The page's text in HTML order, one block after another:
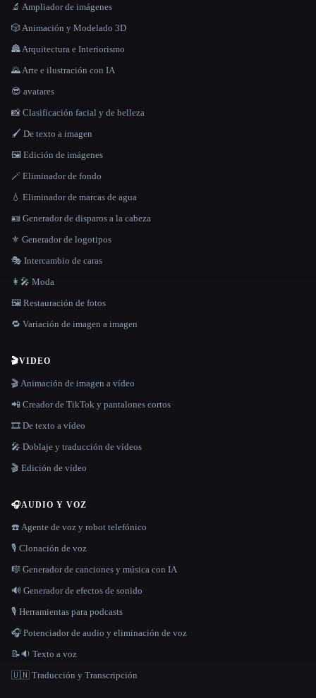
🔬 Ampliador de imágenes
🎲 Animación y Modelado 3D
🏯 Arquitectura e Interiorismo
🌄 Arte e ilustración con IA
😎 avatares
📸 Clasificación facial y de belleza
🖌️ De texto a imagen
🖼️ Edición de imágenes
🪄 Eliminador de fondo
💧 Eliminador de marcas de agua
🪪 Generador de disparos a la cabeza
⚜️ Generador de logotipos
🎭 Intercambio de caras
👩‍🎤 Moda
🖼️ Restauración de fotos
🔁 Variación de imagen a imagen
🎬VIDEO
🎬 Animación de imagen a vídeo
📲 Creador de TikTok y pantalones cortos
🎞️ De texto a vídeo
🎤 Doblaje y traducción de vídeos
🎬 Edición de vídeo
🎧AUDIO Y VOZ
☎️ Agente de voz y robot telefónico
🎙️ Clonación de voz
🎼 Generador de canciones y música con IA
🔊 Generador de efectos de sonido
🎙️ Herramientas para podcasts
🎧 Potenciador de audio y eliminación de voz
📝🔉 Texto a voz
🇺🇳 Traducción y Transcripción